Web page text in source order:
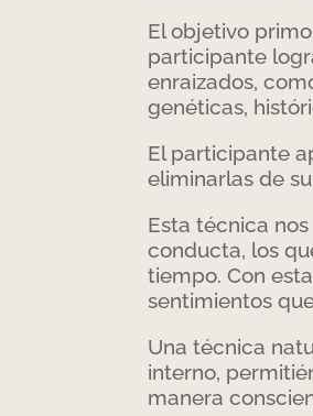
El objetivo
participante
enraizados,
genéticas,
El participante
eliminarlas de
Esta técnica
conducta, los
tiempo. Con
sentimientos
Una técnica
interno,
manera